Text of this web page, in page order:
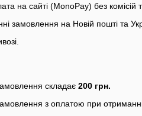
на сайті (MonoPay) без комісій
замовлення на Новій пошті та
складає 200 грн.
з оплатою при